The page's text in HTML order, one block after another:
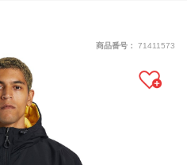
商品番号： 71411573